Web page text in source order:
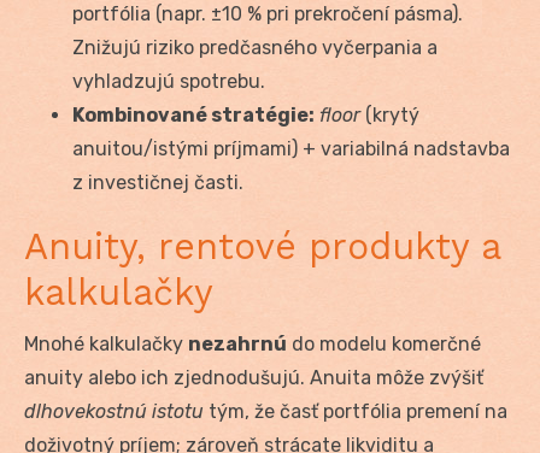
portfólia (napr. ±10 % pri prekročení pásma).
Znižujú riziko predčasného vyčerpania a
vyhladzujú spotrebu.
Kombinované stratégie: floor(krytý
anuitou/istými príjmami) + variabilná nadstavba
z investičnej časti.
Anuity, rentové produkty a
kalkulačky
Mnohé kalkulačky nezahrnú do modelu komerčné
anuity alebo ich zjednodušujú. Anuita môže zvýšiť
dlhovekostnú istotu tým, že časť portfólia premení na
doživotný príjem; zároveň strácate likviditu a